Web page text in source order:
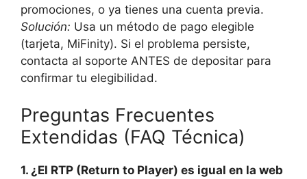
promociones, o ya tienes una cuenta previa.
Solución: Usa un método de pago elegible
(tarjeta, MiFinity). Si el problema persiste,
contacta al soporte ANTES de depositar para
confirmar tu elegibilidad.
Preguntas Frecuentes
Extendidas (FAQ Técnica)
1. ¿El RTP (Return to Player) es igual en la web